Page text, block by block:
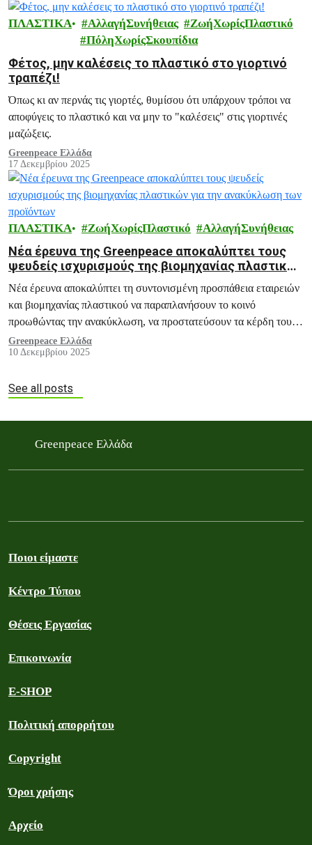
ΠΛΑΣΤΙΚΑ ΑλλαγήΣυνήθειας
ΖωήΧωρίςΠλαστικό
ΠόληΧωρίςΣκουπίδια
Φέτος, μην καλέσεις το πλαστικό στο γιορτινό
τραπέζι!
Όπως κι αν περνάς τις γιορτές, θυμίσου ότι υπάρχουν τρόποι να
αποφύγεις το πλαστικό και να μην το "καλέσεις" στις γιορτινές
μαζώξεις.
Greenpeace Ελλάδα
17 Δεκεμβρίου 2025
ΠΛΑΣΤΙΚΑ ΖωήΧωρίςΠλαστικό ΑλλαγήΣυνήθειας
Νέα έρευνα της Greenpeace αποκαλύπτει τους
ψευδείς ισχυρισμούς της βιομηχανίας πλαστικών
για την ανακύκλωση των προϊόντων
Νέα έρευνα αποκαλύπτει τη συντονισμένη προσπάθεια εταιρειών
και βιομηχανίας πλαστικού να παραπλανήσουν το κοινό
προωθώντας την ανακύκλωση, να προστατεύσουν τα κέρδη τους
και να καθυστερήσουν τη νομοθετική δράση.
Greenpeace Ελλάδα
10 Δεκεμβρίου 2025
See all posts
Greenpeace Ελλάδα
Ποιοι είμαστε
Κέντρο Τύπου
Θέσεις Εργασίας
Επικοινωνία
E-SHOP
Πολιτική απορρήτου
Copyright
Όροι χρήσης
Αρχείο